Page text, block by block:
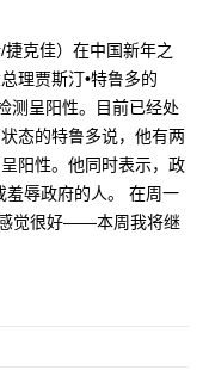
/捷克佳）在中国新年之
理贾斯汀•特鲁多的
测呈阳性。目前已经处
态的特鲁多说，他有两
阳性。他同时表示，政
羞辱政府的人。 在周一
感觉很好——本周我将继